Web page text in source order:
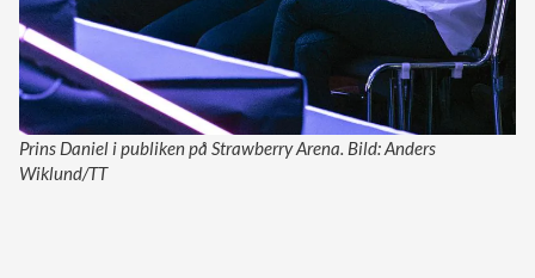
Prins Daniel i publiken på Strawberry Arena. Bild: Anders
Wiklund/TT